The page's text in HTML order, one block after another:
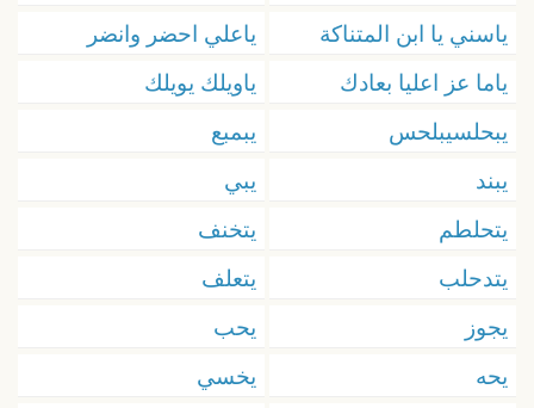
ياسني يا ابن المتناكة
ياعلي احضر وانضر
ياما عز اعليا بعادك
ياويلك يويلك
يبحلسيبلحس
يبمبع
يبند
يبي
يتحلطم
يتخنف
يتدحلب
يتعلف
يجوز
يحب
يحه
يخسي